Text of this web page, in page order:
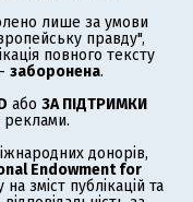
лише за умови
правду",
повного тексту
заборонена.
або ЗА ПІДТРИМКИ
реклами.
донорів,
Endowment for
зміст публікацій та